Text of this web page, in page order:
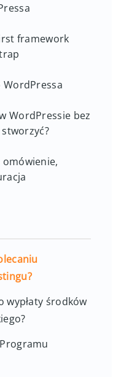
framework
WordPressa
WordPressie bez
wypłaty środków